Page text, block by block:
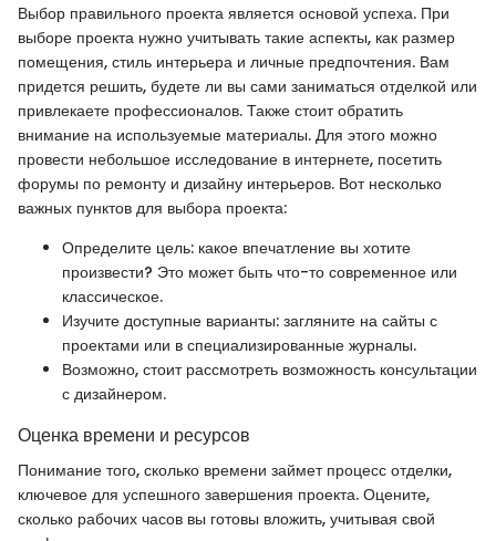
Выбор правильного проекта является основой успеха. При
выборе проекта нужно учитывать такие аспекты, как размер
помещения, стиль интерьера и личные предпочтения. Вам
придется решить, будете ли вы сами заниматься отделкой или
привлекаете профессионалов. Также стоит обратить
внимание на используемые материалы. Для этого можно
провести небольшое исследование в интернете, посетить
форумы по ремонту и дизайну интерьеров. Вот несколько
важных пунктов для выбора проекта:
Определите цель: какое впечатление вы хотите
произвести? Это может быть что-то современное или
классическое.
Изучите доступные варианты: загляните на сайты с
проектами или в специализированные журналы.
Возможно, стоит рассмотреть возможность консультации
с дизайнером.
Оценка времени и ресурсов
Понимание того, сколько времени займет процесс отделки,
ключевое для успешного завершения проекта. Оцените,
сколько рабочих часов вы готовы вложить, учитывая свой